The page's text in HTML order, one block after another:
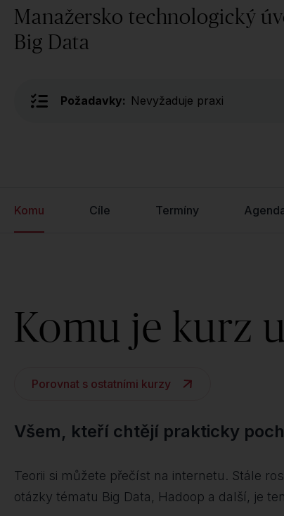
Manažersko technologický
Big Data
Požadavky: Nevyžaduje praxi
Komu Cíle Termíny
Komu je kurz
Porovnat s ostatními kurzy
Všem, kteří chtějí prakticky
Teorii si můžete přečíst na internetu. Stále
otázky tématu Big Data, Hadoop a další, je